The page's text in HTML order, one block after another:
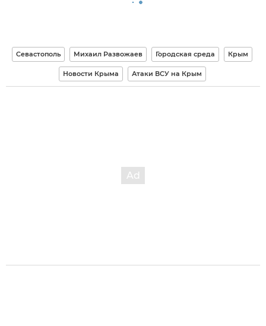
Севастополь Михаил Развожаев Городская среда Крым
Новости Крыма Атаки ВСУ на Крым